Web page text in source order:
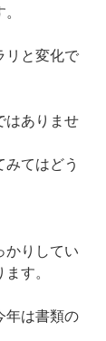
リと変化で
はありませ
てはどう
かりしてい
す。
年は書類の